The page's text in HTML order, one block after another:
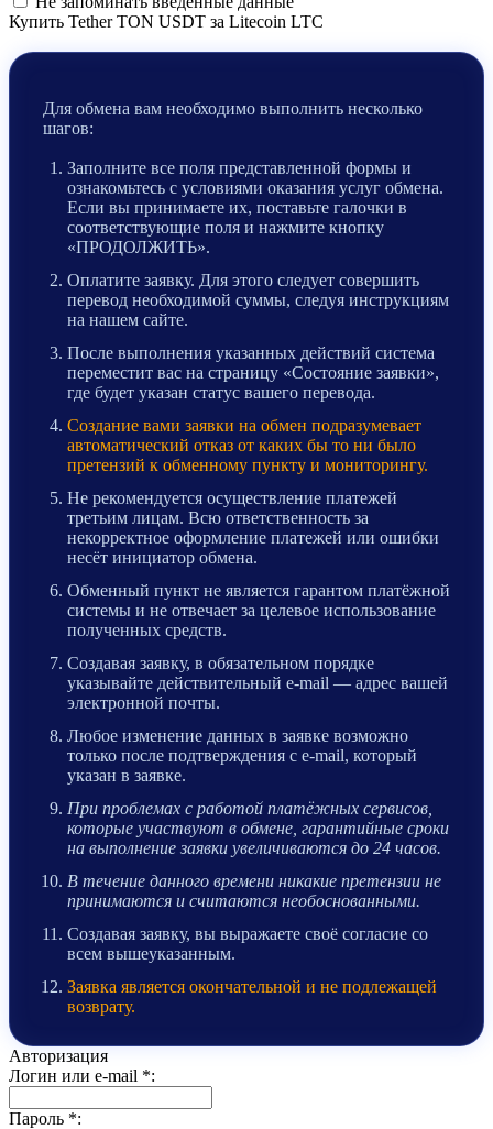
Купить Tether TON USDT за Litecoin LTC
Для обмена вам необходимо выполнить несколько
шагов:
Заполните все поля представленной формы и
ознакомьтесь с условиями оказания услуг обмена.
Если вы принимаете их, поставьте галочки в
соответствующие поля и нажмите кнопку
«ПРОДОЛЖИТЬ».
Оплатите заявку. Для этого следует совершить
перевод необходимой суммы, следуя инструкциям
на нашем сайте.
После выполнения указанных действий система
переместит вас на страницу «Состояние заявки»,
где будет указан статус вашего перевода.
Создание вами заявки на обмен подразумевает
автоматический отказ от каких бы то ни было
претензий к обменному пункту и мониторингу.
Не рекомендуется осуществление платежей
третьим лицам. Всю ответственность за
некорректное оформление платежей или ошибки
несёт инициатор обмена.
Обменный пункт не является гарантом платёжной
системы и не отвечает за целевое использование
полученных средств.
Создавая заявку, в обязательном порядке
указывайте действительный e-mail — адрес вашей
электронной почты.
Любое изменение данных в заявке возможно
только после подтверждения с e-mail, который
указан в заявке.
При проблемах с работой платёжных сервисов,
которые участвуют в обмене, гарантийные сроки
на выполнение заявки увеличиваются до 24 часов.
В течение данного времени никакие претензии не
принимаются и считаются необоснованными.
Создавая заявку, вы выражаете своё согласие со
всем вышеуказанным.
Заявка является окончательной и не подлежащей
возврату.
Авторизация
Логин или e-mail *:
Пароль *: